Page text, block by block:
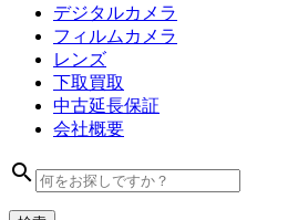
デジタルカメラ
フィルム カメラ
レンズ
下取買取
中古延長保証
会社概要
search